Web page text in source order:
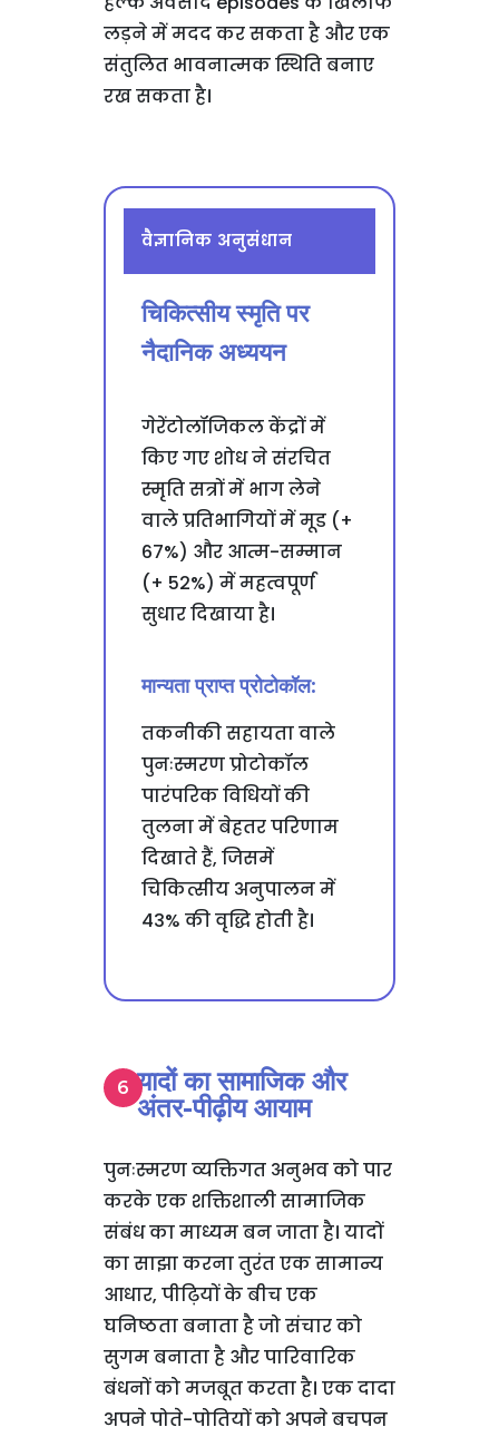
लड़ने में मदद कर सकता है और एक
संतुलित भावनात्मक स्थिति बनाए
रख सकता है।
वैज्ञानिक अनुसंधान
चिकित्सीय स्मृति पर
नैदानिक अध्ययन
गेरेंटोलॉजिकल केंद्रों में
किए गए शोध ने संरचित
स्मृति सत्रों में भाग लेने
वाले प्रतिभागियों में मूड (+
67%) और आत्म-सम्मान
(+ 52%) में महत्वपूर्ण
सुधार दिखाया है।
मान्यता प्राप्त प्रोटोकॉल:
तकनीकी सहायता वाले
पुनःस्मरण प्रोटोकॉल
पारंपरिक विधियों की
तुलना में बेहतर परिणाम
दिखाते हैं, जिसमें
चिकित्सीय अनुपालन में
43% की वृद्धि होती है।
यादों का सामाजिक और
अंतर-पीढ़ीय आयाम
पुनःस्मरण व्यक्तिगत अनुभव को पार
करके एक शक्तिशाली सामाजिक
संबंध का माध्यम बन जाता है। यादों
का साझा करना तुरंत एक सामान्य
आधार, पीढ़ियों के बीच एक
घनिष्ठता बनाता है जो संचार को
सुगम बनाता है और पारिवारिक
बंधनों को मजबूत करता है। एक दादा
अपने पोते-पोतियों को अपने बचपन